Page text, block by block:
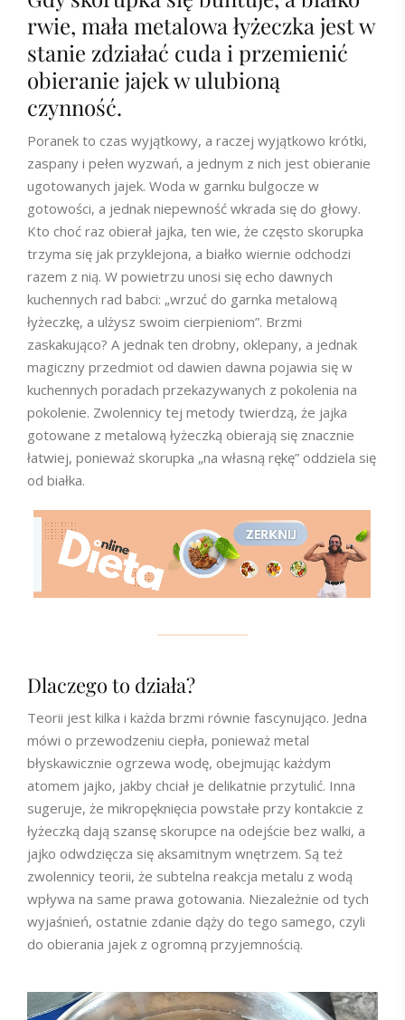
rwie, mała metalowa łyżeczka jest w
stanie zdziałać cuda i przemienić
obieranie jajek w ulubioną
czynność.
Poranek to czas wyjątkowy, a raczej wyjątkowo krótki,
zaspany i pełen wyzwań, a jednym z nich jest obieranie
ugotowanych jajek. Woda w garnku bulgocze w
gotowości, a jednak niepewność wkrada się do głowy.
Kto choć raz obierał jajka, ten wie, że często skorupka
trzyma się jak przyklejona, a białko wiernie odchodzi
razem z nią. W powietrzu unosi się echo dawnych
kuchennych rad babci: „wrzuć do garnka metalową
łyżeczkę, a ulżysz swoim cierpieniom”. Brzmi
zaskakująco? A jednak ten drobny, oklepany, a jednak
magiczny przedmiot od dawien dawna pojawia się w
kuchennych poradach przekazywanych z pokolenia na
pokolenie. Zwolennicy tej metody twierdzą, że jajka
gotowane z metalową łyżeczką obierają się znacznie
łatwiej, ponieważ skorupka „na własną rękę” oddziela się
od białka.
Dlaczego to działa?
Teorii jest kilka i każda brzmi równie fascynująco. Jedna
mówi o przewodzeniu ciepła, ponieważ metal
błyskawicznie ogrzewa wodę, obejmując każdym
atomem jajko, jakby chciał je delikatnie przytulić. Inna
sugeruje, że mikropęknięcia powstałe przy kontakcie z
łyżeczką dają szansę skorupce na odejście bez walki, a
jajko odwdzięcza się aksamitnym wnętrzem. Są też
zwolennicy teorii, że subtelna reakcja metalu z wodą
wpływa na same prawa gotowania. Niezależnie od tych
wyjaśnień, ostatnie zdanie dąży do tego samego, czyli
do obierania jajek z ogromną przyjemnością.